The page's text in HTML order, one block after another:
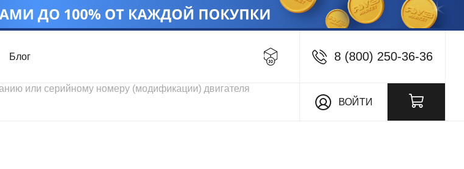
Блог 8 (800) 250-36-36
ВОЙТИ
Скидки